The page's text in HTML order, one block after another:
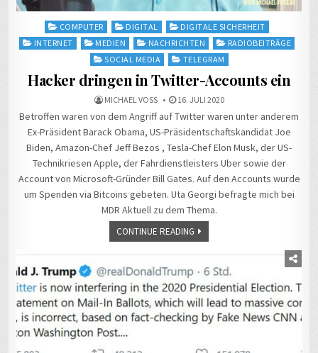
Posted
in
COMPUTER DIGITAL
DIGITALE SICHERHEIT
INTERNET
MEDIEN NACHRICHTEN
RADIOBEITRÄGE
SOCIAL MEDIA
TELEGRAM
Hacker dringen in Twitter-Accounts ein
MICHAEL VOSS 16. JULI 2020
Betroffen waren von dem Angriff auf Twitter waren unter anderem
Ex-Präsident Barack Obama, US-Präsidentschaftskandidat Joe
Biden, Amazon-Chef Jeff Bezos , Tesla-Chef Elon Musk, der US-
Technikriesen Apple, der Fahrdienstleisters Uber sowie der
Account von Microsoft-Gründer Bill Gates. Auf den Accounts wurde
um Spenden via Bitcoins gebeten. Uta Georgi befragte mich bei
MDR Aktuell zu dem Thema.
CONTINUE READING